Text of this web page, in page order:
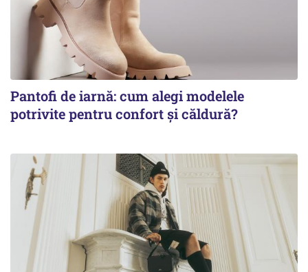
Pantofi de iarnă: cum alegi modelele
potrivite pentru confort și căldură?